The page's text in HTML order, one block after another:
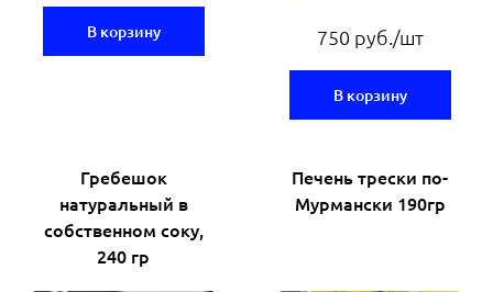
В корзину 750 руб./шт
В корзину
Гребешок
натуральный в
собственном соку,
240 гр
Печень трески по-
Мурмански 190гр